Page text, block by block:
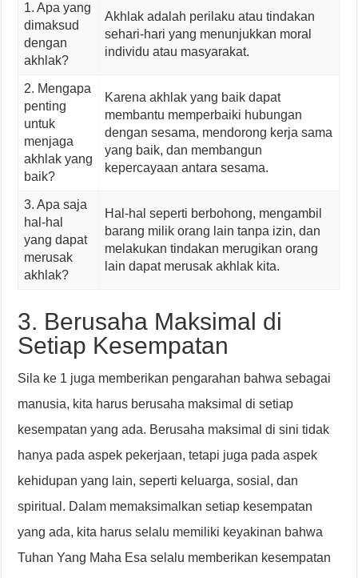
1. Apa yang
dimaksud
dengan
akhlak?
Akhlak adalah perilaku atau tindakan
sehari-hari yang menunjukkan moral
individu atau masyarakat.
2. Mengapa
penting
untuk
menjaga
akhlak yang
baik?
Karena akhlak yang baik dapat
membantu memperbaiki hubungan
dengan sesama, mendorong kerja sama
yang baik, dan membangun
kepercayaan antara sesama.
3. Apa saja
hal-hal
yang dapat
merusak
akhlak?
Hal-hal seperti berbohong, mengambil
barang milik orang lain tanpa izin, dan
melakukan tindakan merugikan orang
lain dapat merusak akhlak kita.
3. Berusaha Maksimal di
Setiap Kesempatan
Sila ke 1 juga memberikan pengarahan bahwa sebagai
manusia, kita harus berusaha maksimal di setiap
kesempatan yang ada. Berusaha maksimal di sini tidak
hanya pada aspek pekerjaan, tetapi juga pada aspek
kehidupan yang lain, seperti keluarga, sosial, dan
spiritual. Dalam memaksimalkan setiap kesempatan
yang ada, kita harus selalu memiliki keyakinan bahwa
Tuhan Yang Maha Esa selalu memberikan kesempatan